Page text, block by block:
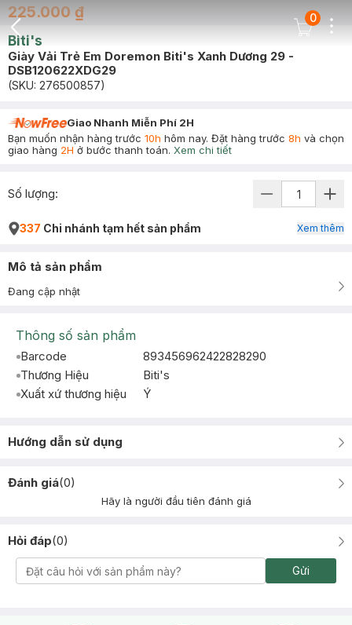
Back Icon
Cart Icon
0
225.000 ₫
Biti's
Giày Vải Trẻ Em Doremon Biti's Xanh Dương 29 -
DSB120622XDG29
(SKU: 276500857)
Giao Nhanh Miễn Phí 2H
Bạn muốn nhận hàng trước 10h hôm nay. Đặt hàng trước 8h và chọn
giao hàng 2H ở bước thanh toán. Xem chi tiết
Số lượng:
337 Chi nhánh tạm hết sản phẩm Xem thêm
Mô tả sản phẩm
Đang cập nhật
Thông số sản phẩm
Barcode
893456962422828290
Thương Hiệu
Biti's
Xuất xứ thương hiệu
Ý
Hướng dẫn sử dụng
Đánh giá(0)
Hãy là người đầu tiên đánh giá
Hỏi đáp(0)
Gửi